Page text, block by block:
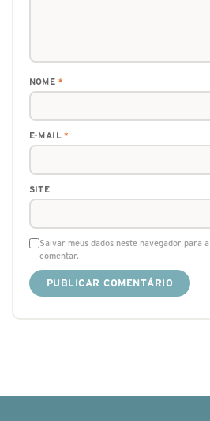
NOME *
E-MAIL*
SITE
Salvar meus dados neste navegador para
comentar.